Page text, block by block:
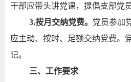
干部应带头讲党课，提倡支部党
3.按月交纳党费。 党员参加
应主动、按时、足额交纳党费。
记。
三、工作要求